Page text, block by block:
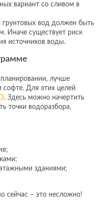
вариант со сливом в
грунтовых вод должен быть
Иначе существует риск
источников воды.
лучше
софте. Для этих целей
. Здесь можно начертить
точки водоразбора,
зданиями;
сейчас – это несложно!